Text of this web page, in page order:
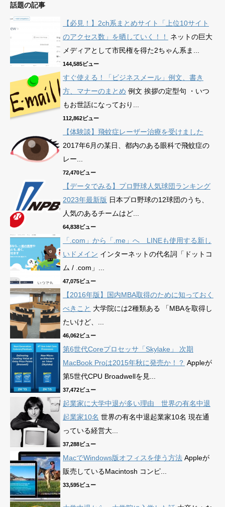
話題の記事
【必見！】2ch系まとめサイト「上位10サイト
のアクセス数」を晒していく！！
ネットの巨大
メディアとして市民権を得た2ちゃん系ま...
144,585ビュー
すぐ使える！「ビジネスメール」例文、書き
方、マナーのまとめ 例文 挨拶の定型句 ・いつ
もお世話になっており...
112,862ビュー
【体験談】飛蚊症レーザー治療を受けました
2017年6月の某日、都内のある眼科で飛蚊症の
レー...
72,470ビュー
【データでみる】プロ野球人気球団ランキング
2023年最新版 日本プロ野球の12球団のうち、
人気のあるチームはど...
64,838ビュー
「.com」から「.me」へ LINEも使用する新し
いドメイン インターネットの代名詞「ドットコ
ム / .com」...
47,075ビュー
【2016年版】国内MBA取得のために知っておく
べきこと 大学院には2種類ある 「MBAを取得し
たいけど、...
46,062ビュー
第6世代Coreプロセッサ「Skylake」 次期
MacBook Proは2015年秋に発売か！？ Appleが
第5世代CPU Broadwellを見...
37,472ビュー
起業家に大学中退が多い理由 世界の有名中退
起業家10名 世界の有名中退起業家10名 現在通
っている経営大...
37,288ビュー
MacでWindows版オフィスを使う方法 Appleが
販売しているMacintosh コンピ...
33,595ビュー